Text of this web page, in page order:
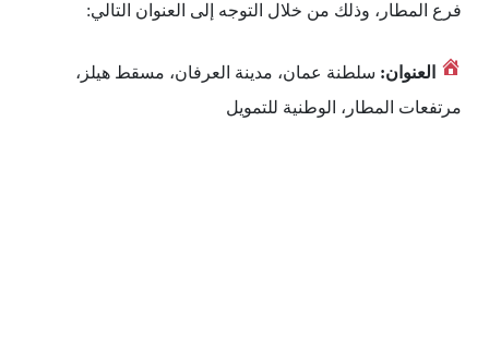
فرع المطار، وذلك من خلال التوجه إلى العنوان التالي:
العنوان: سلطنة عمان، مدينة العرفان، مسقط هيلز،
مرتفعات المطار، الوطنية للتمويل